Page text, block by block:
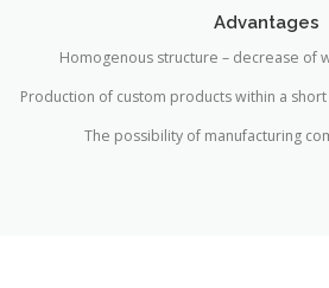
Advantages
Homogenous structure – decrease of
Production of custom products within a
The possibility of manufacturing